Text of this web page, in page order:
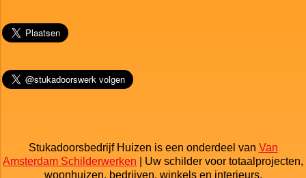
Stukadoorsbedrijf Huizen is een onderdeel van Van
Amsterdam Schilderwerken | Uw schilder voor totaalprojecten,
woonhuizen, bedrijven, winkels en interieurs.